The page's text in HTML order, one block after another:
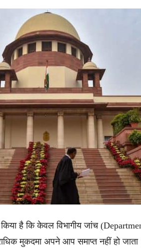
है कि केवल विभागीय जांच
मुकदमा अपने आप समाप्त नहीं हो